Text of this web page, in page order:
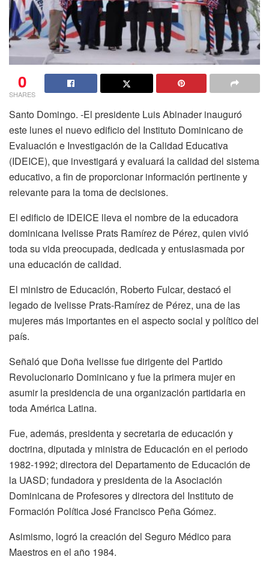
0
SHARES
Santo Domingo. -El presidente Luis Abinader inauguró
este lunes el nuevo edificio del Instituto Dominicano de
Evaluación e Investigación de la Calidad Educativa
(IDEICE), que investigará y evaluará la calidad del sistema
educativo, a fin de proporcionar información pertinente y
relevante para la toma de decisiones.
El edificio de IDEICE lleva el nombre de la educadora
dominicana Ivelisse Prats Ramírez de Pérez, quien vivió
toda su vida preocupada, dedicada y entusiasmada por
una educación de calidad.
El ministro de Educación, Roberto Fulcar, destacó el
legado de Ivelisse Prats-Ramírez de Pérez, una de las
mujeres más importantes en el aspecto social y político del
país.
Señaló que Doña Ivelisse fue dirigente del Partido
Revolucionario Dominicano y fue la primera mujer en
asumir la presidencia de una organización partidaria en
toda América Latina.
Fue, además, presidenta y secretaria de educación y
doctrina, diputada y ministra de Educación en el periodo
1982-1992; directora del Departamento de Educación de
la UASD; fundadora y presidenta de la Asociación
Dominicana de Profesores y directora del Instituto de
Formación Política José Francisco Peña Gómez.
Asimismo, logró la creación del Seguro Médico para
Maestros en el año 1984.